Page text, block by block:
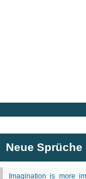
Neue Sprüche